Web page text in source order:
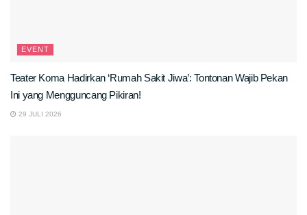
EVENT
Teater Koma Hadirkan ‘Rumah Sakit Jiwa’: Tontonan Wajib Pekan
Ini yang Mengguncang Pikiran!
29 JULI 2026